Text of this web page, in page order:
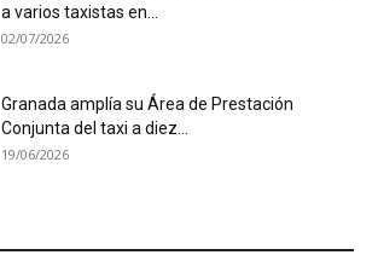
a varios taxistas en...
02/07/2026
Granada amplía su Área de Prestación
Conjunta del taxi a diez...
19/06/2026